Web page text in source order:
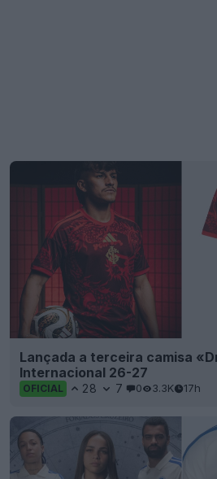
Lançada a terceira camisa
Internacional 26-27
OFICIAL 28 7 0 3.3K 17h